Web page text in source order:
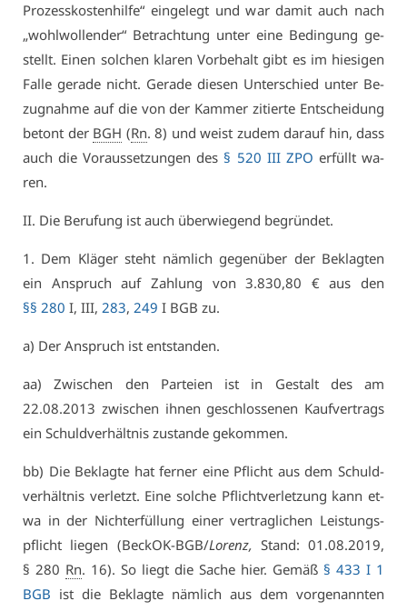
Pro­zess­kos­ten­hil­fe“ ein­ge­legt und war da­mit auch nach
„wohl­wol­len­der“ Be­trach­tung un­ter ei­ne Be­din­gung ge­
stellt. Ei­nen sol­chen kla­ren Vor­be­halt gibt es im hie­si­gen
Fal­le ge­ra­de nicht. Ge­ra­de die­sen Un­ter­schied un­ter Be­
zug­nah­me auf die von der Kam­mer zi­tier­te Ent­schei­dung
be­tont der BGH (Rn. 8) und weist zu­dem dar­auf hin, dass
auch die Vor­aus­set­zun­gen des § 520 III ZPO er­füllt wa­
ren.
II. Die Be­ru­fung ist auch über­wie­gend be­grün­det.
1. Dem Klä­ger steht näm­lich ge­gen­über der Be­klag­ten
ein An­spruch auf Zah­lung von 3.830,80 € aus den
§§ 280 I, III, 283, 249 I BGB zu.
a) Der An­spruch ist ent­stan­den.
aa) Zwi­schen den Par­tei­en ist in Ge­stalt des am
22.08.2013 zwi­schen ih­nen ge­schlos­se­nen Kauf­ver­trags
ein Schuld­ver­hält­nis zu­stan­de ge­kom­men.
bb) Die Be­klag­te hat fer­ner ei­ne Pflicht aus dem Schuld­
ver­hält­nis ver­letzt. Ei­ne sol­che Pflicht­ver­let­zung kann et­
wa in der Nicht­er­fül­lung ei­ner ver­trag­li­chen Leis­tungs­
pflicht lie­gen (Be­ckOK-BGB/Lo­renz, Stand: 01.08.2019,
§ 280 Rn. 16). So liegt die Sa­che hier. Ge­mäß § 433 I 1
BGB ist die Be­klag­te näm­lich aus dem vor­ge­nann­ten